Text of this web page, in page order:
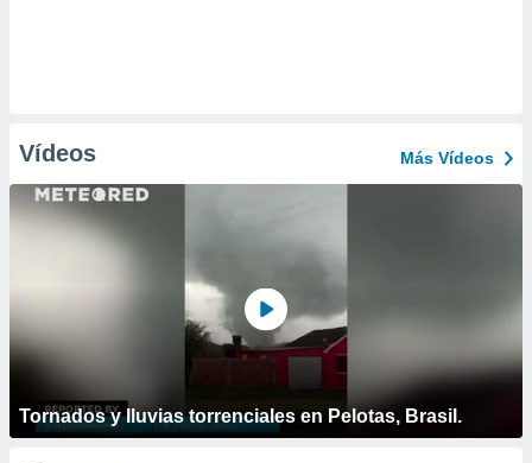
Vídeos Más Vídeos
Tornados y lluvias torrenciales en Pelotas, Brasil.